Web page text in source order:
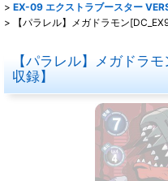
> EX-09 エクストラブースター
>
【パラレル】メガドラモン
【パラレル】メガドラ
収録】